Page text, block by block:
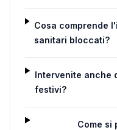
Cosa comprende
sanitari bloccati?
Intervenite anche
festivi?
Come si